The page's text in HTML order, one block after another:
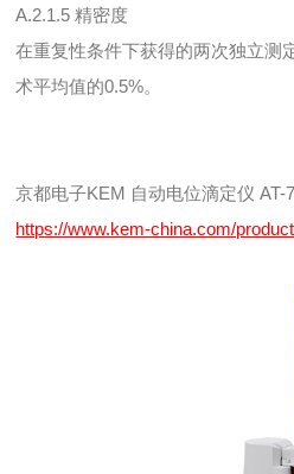
A.2.1.5 精密度
在重复性条件下获得的两次独立测
术平均值的0.5%。
京都电子KEM 自动电位滴定仪 AT-
https://www.kem-china.com/